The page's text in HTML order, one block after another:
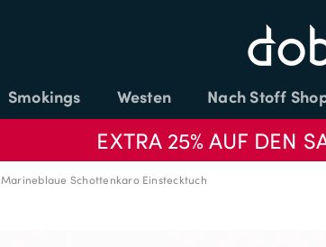
Smokings Westen Nach Stoff
EXTRA 25% AUF DEN
Marineblaue Schottenkaro Einstecktuch